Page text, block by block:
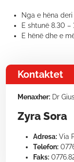
Nga e hëna
E shtunë 8.30 –
E hënë dhe e
Kontaktet
Menaxher: Dr
Zyra Sora
Adresa: Via
Telefon:
Faks: